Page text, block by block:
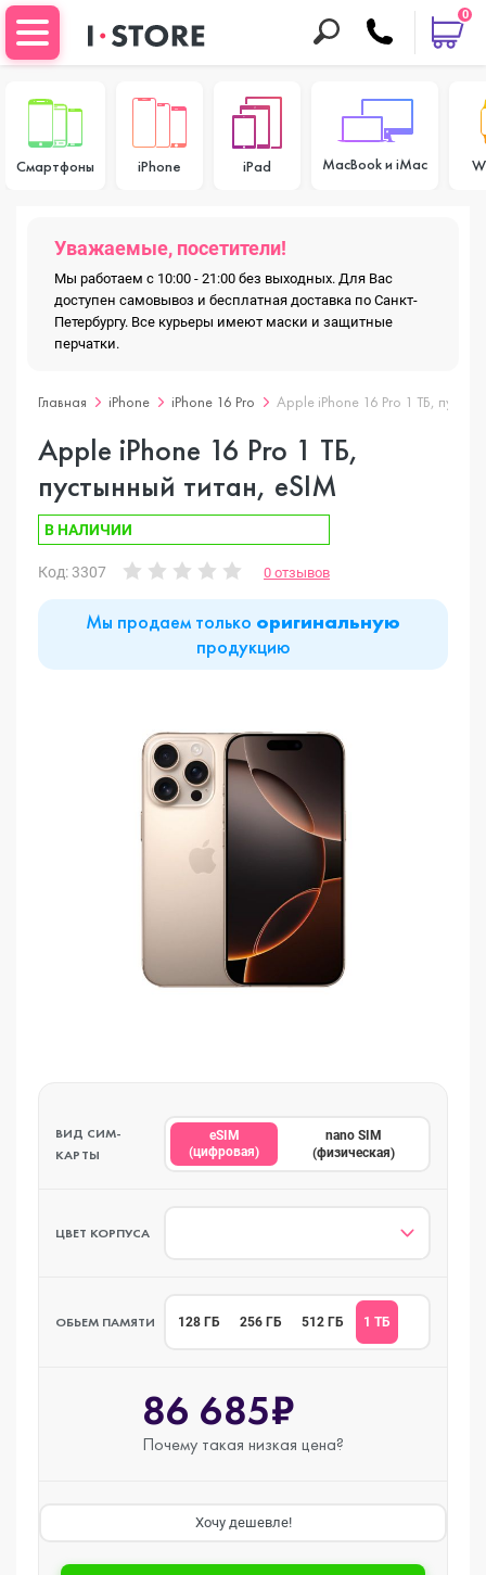
0
Смартфоны iPhone iPad MacBook и iMac
Уважаемые, посетители!
Мы работаем с 10:00 - 21:00 без выходных. Для Вас
доступен самовывоз и бесплатная доставка по Санкт-
Петербургу. Все курьеры имеют маски и защитные
перчатки.
Главная iPhone iPhone 16 Pro Apple iPhone 16 Pro 1 ТБ,
Apple iPhone 16 Pro 1 ТБ,
пустынный титан, eSIM
В НАЛИЧИИ
Код: 3307 0 отзывов
Мы продаем только оригинальную
продукцию
ВИД СИМ-
КАРТЫ
eSIM
(цифровая)
nano SIM
(физическая)
ЦВЕТ КОРПУСА
ОБЬЕМ ПАМЯТИ 128 ГБ 256 ГБ 512 ГБ 1 ТБ
86 685₽
Почему такая низкая цена?
Хочу дешевле!